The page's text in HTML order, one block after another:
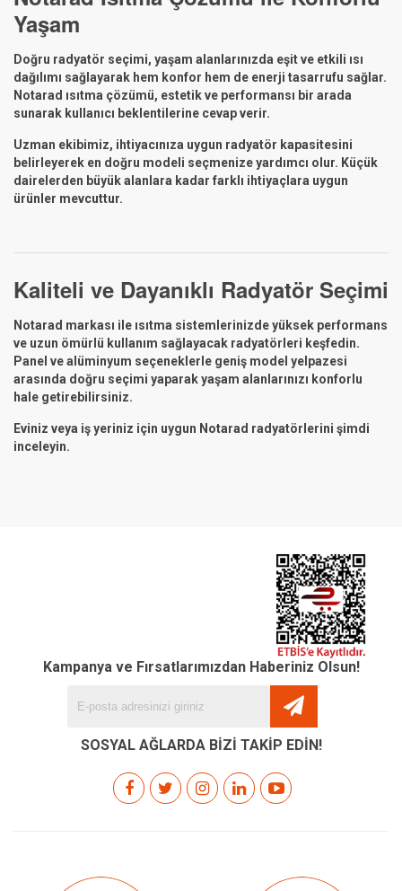
Yaşam
Doğru radyatör seçimi, yaşam alanlarınızda eşit ve etkili ısı
dağılımı sağlayarak hem konfor hem de enerji tasarrufu sağlar.
Notarad ısıtma çözümü, estetik ve performansı bir arada
sunarak kullanıcı beklentilerine cevap verir.
Uzman ekibimiz, ihtiyacınıza uygun radyatör kapasitesini
belirleyerek en doğru modeli seçmenize yardımcı olur. Küçük
dairelerden büyük alanlara kadar farklı ihtiyaçlara uygun
ürünler mevcuttur.
Kaliteli ve Dayanıklı Radyatör Seçimi
Notarad markası ile ısıtma sistemlerinizde yüksek performans
ve uzun ömürlü kullanım sağlayacak radyatörleri keşfedin.
Panel ve alüminyum seçeneklerle geniş model yelpazesi
arasında doğru seçimi yaparak yaşam alanlarınızı konforlu
hale getirebilirsiniz.
Eviniz veya iş yeriniz için uygun Notarad radyatörlerini şimdi
inceleyin.
Kampanya ve Fırsatlarımızdan Haberiniz Olsun!
SOSYAL AĞLARDA BİZİ TAKİP EDİN!